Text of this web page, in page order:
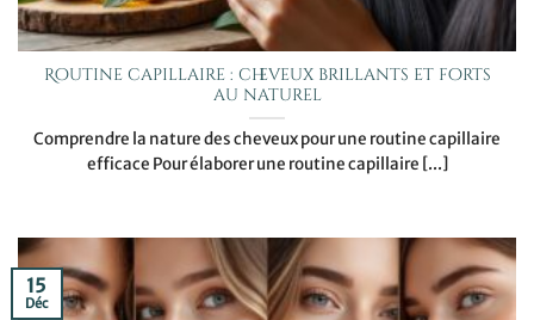
Routine capillaire : cheveux brillants et forts
au naturel
Comprendre la nature des cheveux pour une routine capillaire
efficace Pour élaborer une routine capillaire [...]
15
Déc